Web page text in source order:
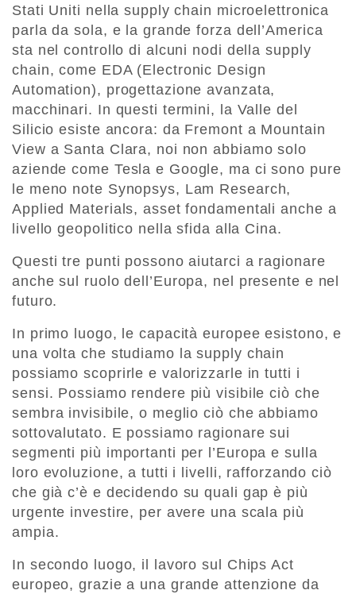
Stati Uniti nella supply chain microelettronica
parla da sola, e la grande forza dell’America
sta nel controllo di alcuni nodi della supply
chain, come EDA (Electronic Design
Automation), progettazione avanzata,
macchinari. In questi termini, la Valle del
Silicio esiste ancora: da Fremont a Mountain
View a Santa Clara, noi non abbiamo solo
aziende come Tesla e Google, ma ci sono pure
le meno note Synopsys, Lam Research,
Applied Materials, asset fondamentali anche a
livello geopolitico nella sfida alla Cina.
Questi tre punti possono aiutarci a ragionare
anche sul ruolo dell’Europa, nel presente e nel
futuro.
In primo luogo, le capacità europee esistono, e
una volta che studiamo la supply chain
possiamo scoprirle e valorizzarle in tutti i
sensi. Possiamo rendere più visibile ciò che
sembra invisibile, o meglio ciò che abbiamo
sottovalutato. E possiamo ragionare sui
segmenti più importanti per l’Europa e sulla
loro evoluzione, a tutti i livelli, rafforzando ciò
che già c’è e decidendo su quali gap è più
urgente investire, per avere una scala più
ampia.
In secondo luogo, il lavoro sul Chips Act
europeo, grazie a una grande attenzione da